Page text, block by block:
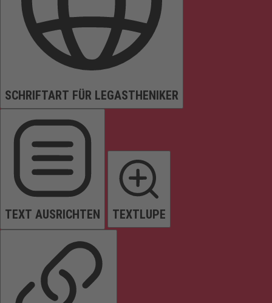
SCHRIFTART FÜR LEGASTHENIKER
TEXT AUSRICHTEN TEXTLUPE